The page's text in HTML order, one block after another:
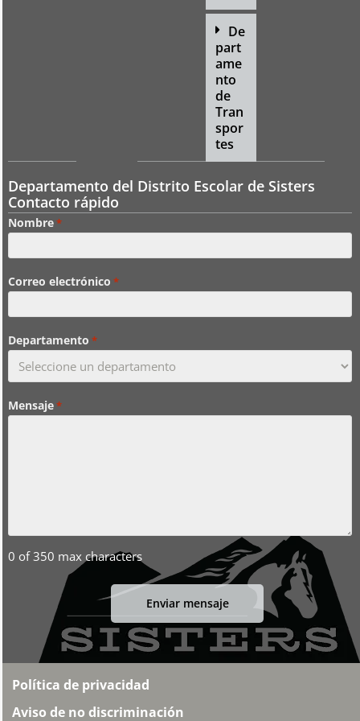
De
part
ame
nto
de
Tran
spor
tes
Departamento del Distrito Escolar de Sisters
Contacto rápido
Nombre*
Correo electrónico *
Departamento *
Mensaje*
0 of 350 max characters
Política de privacidad
Aviso de no discriminación